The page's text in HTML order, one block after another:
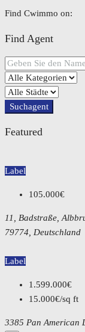
Find Cwimmo on:
Find Agent
Suchagent
Featured
Label
105.000€
11, Badstraße,
79774, Deutschland
Label
1.599.000€
15.000€/sq ft
3385 Pan American